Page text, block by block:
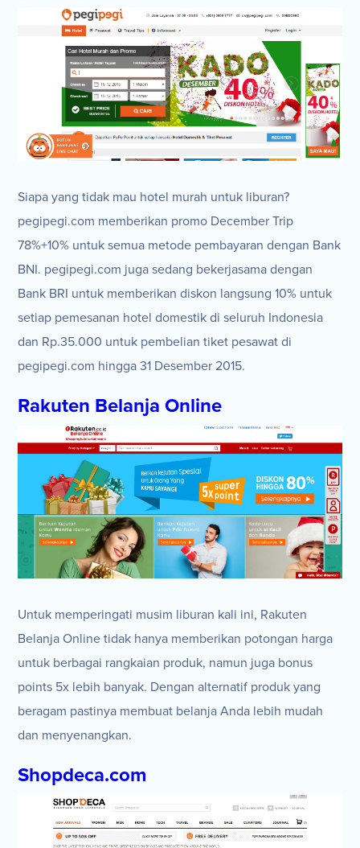
Siapa yang tidak mau hotel murah untuk liburan?
pegipegi.com memberikan promo December Trip
78%+10% untuk semua metode pembayaran dengan Bank
BNI. pegipegi.com juga sedang bekerjasama dengan
Bank BRI untuk memberikan diskon langsung 10% untuk
setiap pemesanan hotel domestik di seluruh Indonesia
dan Rp.35.000 untuk pembelian tiket pesawat di
pegipegi.com hingga 31 Desember 2015.
Rakuten Belanja Online
Untuk memperingati musim liburan kali ini, Rakuten
Belanja Online tidak hanya memberikan potongan harga
untuk berbagai rangkaian produk, namun juga bonus
points 5x lebih banyak. Dengan alternatif produk yang
beragam pastinya membuat belanja Anda lebih mudah
dan menyenangkan.
Shopdeca.com